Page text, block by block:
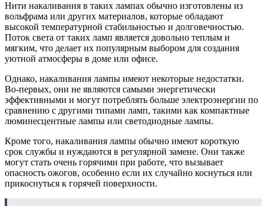
Нити накаливания в таких лампах обычно изготовлены из
вольфрама или других материалов, которые обладают
высокой температурной стабильностью и долговечностью.
Поток света от таких ламп является довольно теплым и
мягким, что делает их популярным выбором для создания
уютной атмосферы в доме или офисе.
Однако, накаливания лампы имеют некоторые недостатки.
Во-первых, они не являются самыми энергетически
эффективными и могут потреблять больше электроэнергии по
сравнению с другими типами ламп, такими как компактные
люминесцентные лампы или светодиодные лампы.
Кроме того, накаливания лампы обычно имеют короткую
срок службы и нуждаются в регулярной замене. Они также
могут стать очень горячими при работе, что вызывает
опасность ожогов, особенно если их случайно коснуться или
прикоснуться к горячей поверхности.